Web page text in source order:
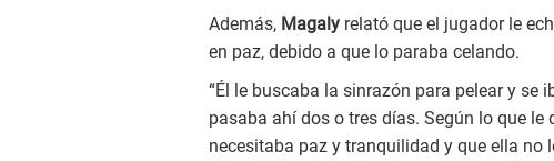
Además, Magaly relató que el jugador le
en paz, debido a que lo paraba celando.
“Él le buscaba la sinrazón para pelear y se
pasaba ahí dos o tres días. Según lo que
necesitaba paz y tranquilidad y que ella